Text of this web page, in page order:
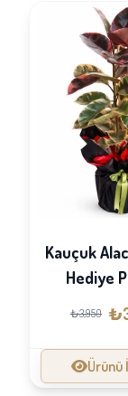
Kauçuk
Hediye
₺3,950
Ürünü